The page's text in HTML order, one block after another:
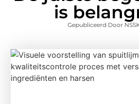
is
Gepubliceerd Door